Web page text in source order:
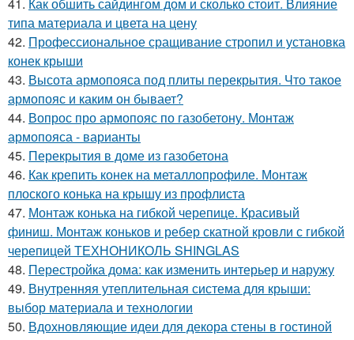
типа материала и цвета на цену
42. Профессиональное сращивание стропил и установка
конек крыши
43. Высота армопояса под плиты перекрытия. Что такое
армопояс и каким он бывает?
44. Вопрос про армопояс по газобетону. Монтаж
армопояса - варианты
45. Перекрытия в доме из газобетона
46. Как крепить конек на металлопрофиле. Монтаж
плоского конька на крышу из профлиста
47. Монтаж конька на гибкой черепице. Красивый
финиш. Монтаж коньков и ребер скатной кровли с гибкой
черепицей ТЕХНОНИКОЛЬ SHINGLAS
48. Перестройка дома: как изменить интерьер и наружу
49. Внутренняя утеплительная система для крыши:
выбор материала и технологии
50. Вдохновляющие идеи для декора стены в гостиной